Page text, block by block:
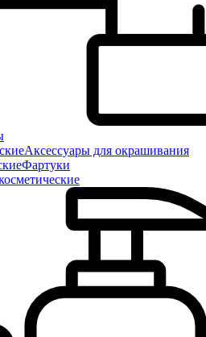
Аксессуары для окрашивания
Фартуки